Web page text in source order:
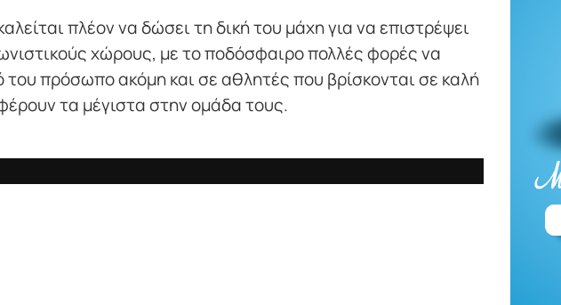
πλέον να δώσει τη δική του μάχη για να επιστρέψει
χώρους, με το ποδόσφαιρο πολλές φορές να
του πρόσωπο ακόμη και σε αθλητές που βρίσκονται σε καλή
τα μέγιστα στην ομάδα τους.